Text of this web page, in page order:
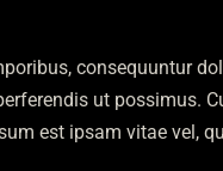
consequuntur
ut possimus.
est ipsam vitae vel,